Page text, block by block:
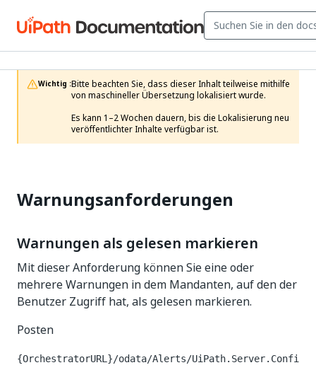
Wichtig :Bitte beachten Sie, dass dieser Inhalt teilweise mithilfe
von maschineller Übersetzung lokalisiert wurde.
Es kann 1–2 Wochen dauern, bis die Lokalisierung neu
veröffentlichter Inhalte verfügbar ist.
Warnungsanforderungen
Warnungen als gelesen markieren
Mit dieser Anforderung können Sie eine oder
mehrere Warnungen in dem Mandanten, auf den der
Benutzer Zugriff hat, als gelesen markieren.
Posten
{OrchestratorURL}/odata/Alerts/UiPath.Server.Confi